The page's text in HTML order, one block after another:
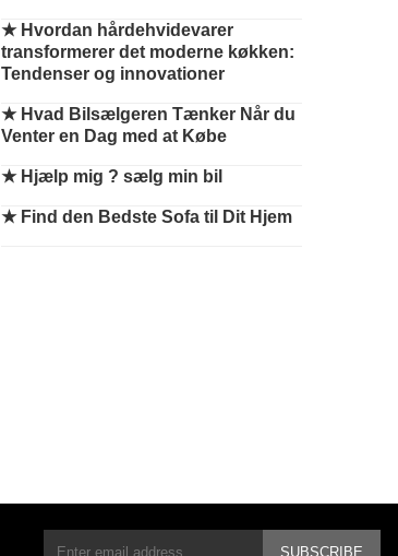
★ Hvordan hårdehvidevarer
transformerer det moderne køkken:
Tendenser og innovationer
★ Hvad Bilsælgeren Tænker Når du
Venter en Dag med at Købe
★ Hjælp mig ? sælg min bil
★ Find den Bedste Sofa til Dit Hjem
SUBSCRIBE